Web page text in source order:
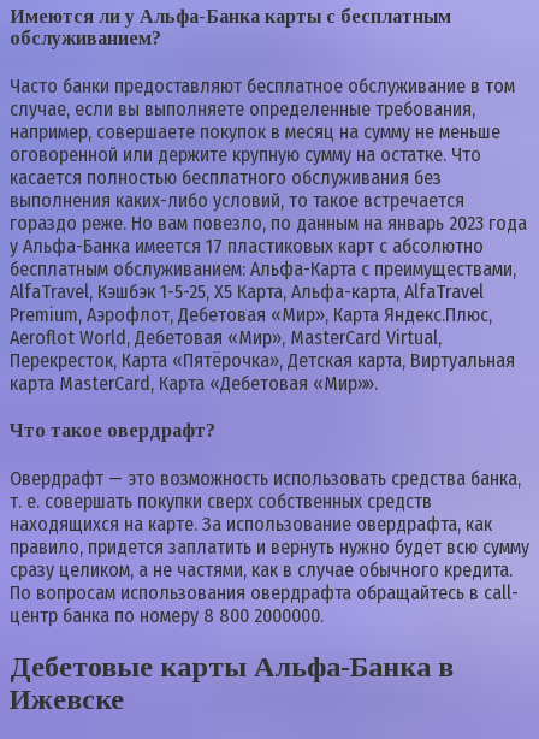
Имеются ли у Альфа-Банка карты с бесплатным
обслуживанием?
Часто банки предоставляют бесплатное обслуживание в том
случае, если вы выполняете определенные требования,
например, совершаете покупок в месяц на сумму не меньше
оговоренной или держите крупную сумму на остатке. Что
касается полностью бесплатного обслуживания без
выполнения каких-либо условий, то такое встречается
гораздо реже. Но вам повезло, по данным на январь 2023 года
у Альфа-Банка имеется 17 пластиковых карт с абсолютно
бесплатным обслуживанием: Альфа-Карта с преимуществами,
AlfaTravel, Кэшбэк 1-5-25, Х5 Карта, Альфа-карта, AlfaTravel
Premium, Аэрофлот, Дебетовая «Мир», Карта Яндекс.Плюс,
Aeroflot World, Дебетовая «Мир», MasterCard Virtual,
Перекресток, Карта «Пятёрочка», Детская карта, Виртуальная
карта MasterCard, Карта «Дебетовая «Мир»».
Что такое овердрафт?
Овердрафт — это возможность использовать средства банка,
т. е. совершать покупки сверх собственных средств
находящихся на карте. За использование овердрафта, как
правило, придется заплатить и вернуть нужно будет всю сумму
сразу целиком, а не частями, как в случае обычного кредита.
По вопросам использования овердрафта обращайтесь в call-
центр банка по номеру 8 800 2000000.
Дебетовые карты Альфа-Банка в
Ижевске